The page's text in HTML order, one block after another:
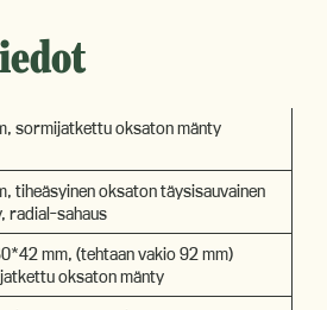
sormijatkettu oksaton mänty
tiheäsyinen oksaton täysisauvainen
radial-sahaus
mm, (tehtaan vakio 92 mm)
oksaton mänty